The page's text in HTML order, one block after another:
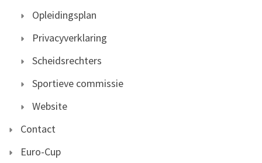
Opleidingsplan
Privacyverklaring
Scheidsrechters
Sportieve commissie
Website
Contact
Euro-Cup